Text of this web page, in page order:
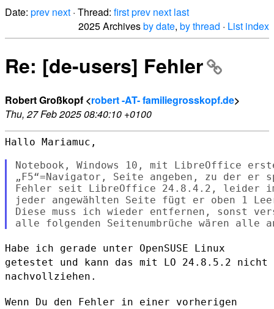
Date: prev next · Thread: firstprev next last
2025 Archivesby date, by thread · List index
Re: [de-users] Fehler
Robert Großkopf <robert -AT- familiegrosskopf.de>
Thu, 27 Feb 2025 08:40:10 +0100
Hallo Mariamuc,
Notebook, Windows 10, mit LibreOffice
„F5“=Navigator, Seite angeben, zu der er
Fehler seit LibreOffice 24.8.4.2, leider
jeder angewählten Seite fügt er oben 1
Diese muss ich wieder entfernen, sonst
Habe ich gerade unter OpenSUSE Linux
getestet und kann das mit LO 24.8.5.2 nicht
nachvollziehen.
Wenn Du den Fehler in einer vorherigen